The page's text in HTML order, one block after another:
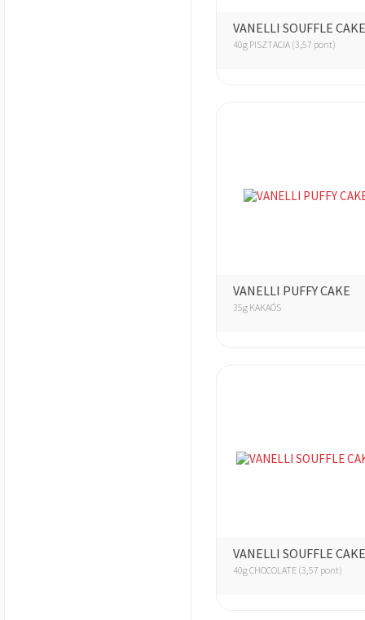
VANELLI SOUFFLE CAKE
40g PISZTACIA (3,57 pont)
VANELLI PUFFY CAKE
35g KAKAÓS
VANELLI SOUFFLE CAKE
40g CHOCOLATE (3,57 pont)